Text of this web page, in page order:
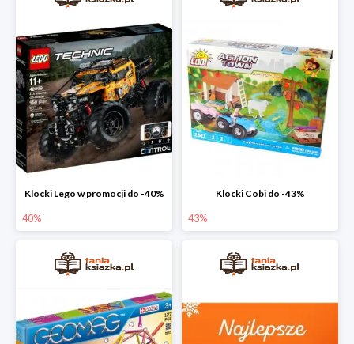
Klocki Lego w promocji do -40%
40%
Klocki Cobi do -43%
43%